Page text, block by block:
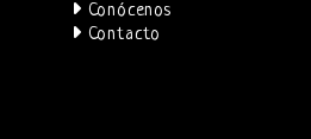
Conócenos
Contacto